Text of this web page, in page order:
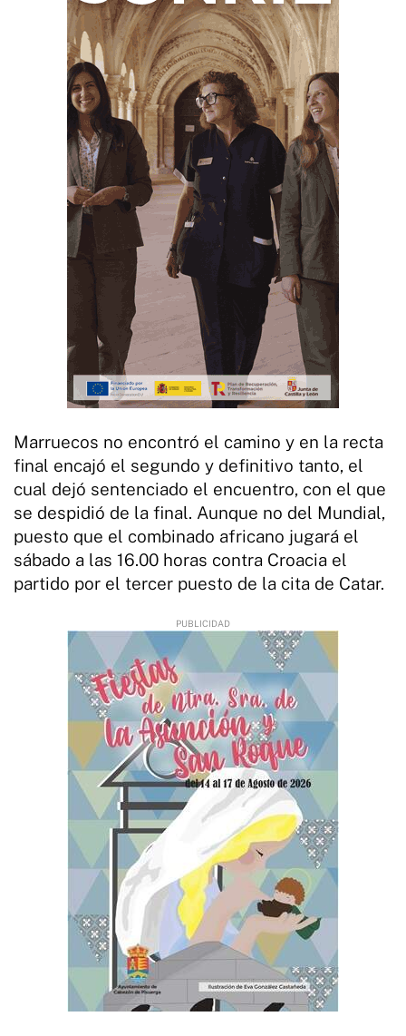
Marruecos no encontró el camino y en la recta
final encajó el segundo y definitivo tanto, el
cual dejó sentenciado el encuentro, con el que
se despidió de la final. Aunque no del Mundial,
puesto que el combinado africano jugará el
sábado a las 16.00 horas contra Croacia el
partido por el tercer puesto de la cita de Catar.